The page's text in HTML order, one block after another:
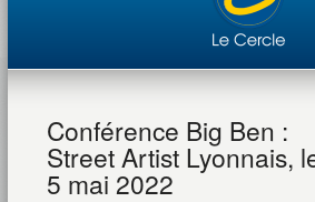
Conférence Big Ben :
Street Artist Lyonnais,
5 mai 2022